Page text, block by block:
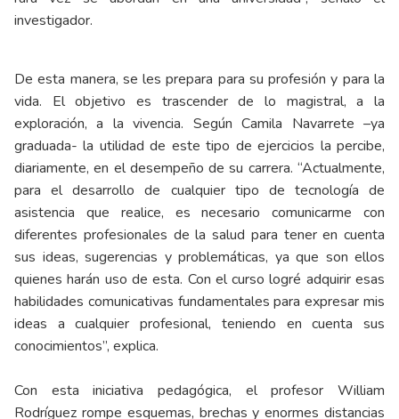
investigador.
De esta manera, se les prepara para su profesión y para la
vida. El objetivo es trascender de lo magistral, a la
exploración, a la vivencia. Según Camila Navarrete –ya
graduada- la utilidad de este tipo de ejercicios la percibe,
diariamente, en el desempeño de su carrera. “Actualmente,
para el desarrollo de cualquier tipo de tecnología de
asistencia que realice, es necesario comunicarme con
diferentes profesionales de la salud para tener en cuenta
sus ideas, sugerencias y problemáticas, ya que son ellos
quienes harán uso de esta. Con el curso logré adquirir esas
habilidades comunicativas fundamentales para expresar mis
ideas a cualquier profesional, teniendo en cuenta sus
conocimientos”, explica.
Con esta iniciativa pedagógica, el profesor William
Rodríguez rompe esquemas, brechas y enormes distancias